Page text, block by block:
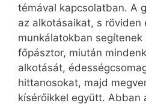
témával kapcsolatban. A
az alkotásaikat, s röviden
munkálatokban
főpásztor, miután
alkotását,
hittanosokat, majd
kísérőikkel együtt. Abban